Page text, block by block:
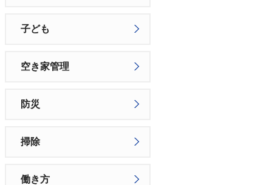
子ども
空き家管理
防災
掃除
働き方